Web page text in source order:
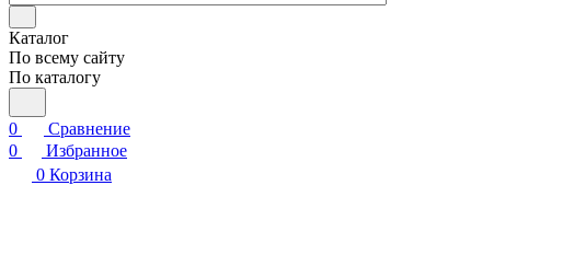
Каталог
По всему сайту
По каталогу
0
Сравнение
0
Избранное
0 Корзина